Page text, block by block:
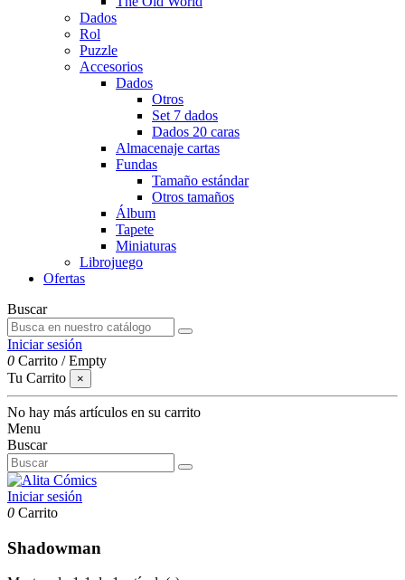
Dados
Rol
Puzzle
Accesorios
Dados
Otros
Set 7 dados
Dados 20 caras
Almacenaje cartas
Fundas
Tamaño estándar
Otros tamaños
Álbum
Tapete
Miniaturas
Librojuego
Ofertas
Buscar
Iniciar sesión
0 Carrito /Empty
Tu Carrito
×
No hay más artículos en su carrito
Menu
Buscar
Iniciar sesión
0 Carrito
Shadowman